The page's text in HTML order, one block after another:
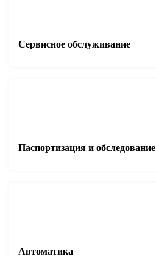
Сервисное обслуживание
Паспортизация и обследование
Автоматика